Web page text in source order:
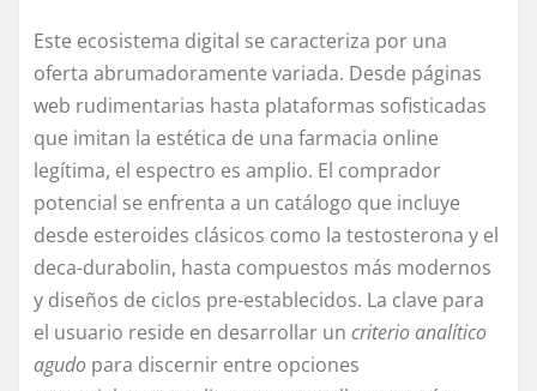
Este ecosistema digital se caracteriza por una
oferta abrumadoramente variada. Desde páginas
web rudimentarias hasta plataformas sofisticadas
que imitan la estética de una farmacia online
legítima, el espectro es amplio. El comprador
potencial se enfrenta a un catálogo que incluye
desde esteroides clásicos como la testosterona y el
deca-durabolin, hasta compuestos más modernos
y diseños de ciclos pre-establecidos. La clave para
el usuario reside en desarrollar un criterio analítico
agudo para discernir entre opciones